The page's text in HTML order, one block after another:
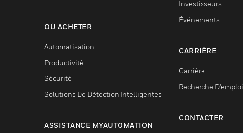
OÙ ACHETER
Automatisation
Productivité
Sécurité
Solutions De Détection Intelligentes
ASSISTANCE MYAUTOMATION
Investisseurs
Événements
CARRIÈRE
Carrière
Recherche D'emploi
CONTACTER